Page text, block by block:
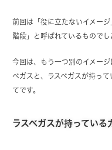
前回は「役に立たないイメー
階段」と呼ばれているものでし
今回は、もう一つ別のイメー
ベガスと、ラスベガスが持っ
てです。
ラスベガスが持っている